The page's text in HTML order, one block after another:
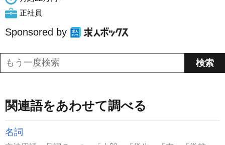
正社員
Sponsored by
関連語をあわせて調べる
名詞